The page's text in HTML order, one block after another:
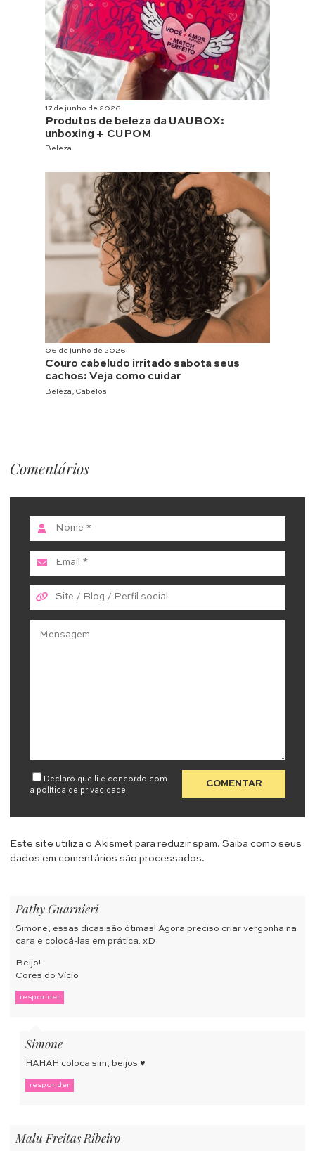
17 de junho de 2026
Produtos de beleza da UAUBOX:
unboxing + CUPOM
Beleza
06 de junho de 2026
Couro cabeludo irritado sabota seus
cachos: Veja como cuidar
Beleza Cabelos
Comentários
Declaro que li e concordo com
a política de privacidade.
Este site utiliza o Akismet para reduzir spam. Saiba como seus
dados em comentários são processados.
Pathy Guarnieri
Simone, essas dicas são ótimas! Agora preciso criar vergonha na
cara e colocá-las em prática. xD
Beijo!
Cores do Vício
responder
Simone
HAHAH coloca sim, beijos ♥
responder
Malu Freitas Ribeiro